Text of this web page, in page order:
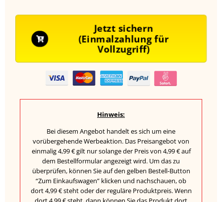
Jetzt sichern
(Einmalzahlung für
Vollzugriff)
Hinweis:
Bei diesem Angebot handelt es sich um eine
vorübergehende Werbeaktion. Das Preisangebot von
einmalig 4,99 € gilt nur solange der Preis von 4,99 € auf
dem Bestellformular angezeigt wird. Um das zu
überprüfen, können Sie auf den gelben Bestell-Button
“Zum Einkaufswagen” klicken und nachschauen, ob
dort 4,99 € steht oder der reguläre Produktpreis. Wenn